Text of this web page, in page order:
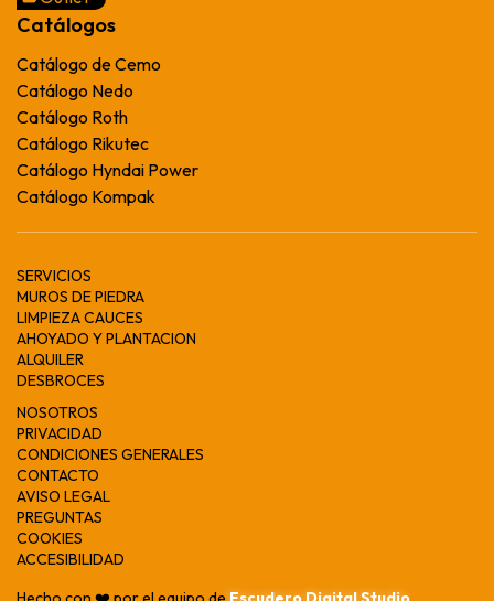
Catálogos
Catálogo de Cemo
Catálogo Nedo
Catálogo Roth
Catálogo Rikutec
Catálogo Hyndai Power
Catálogo Kompak
SERVICIOS
MUROS DE PIEDRA
LIMPIEZA CAUCES
AHOYADO Y PLANTACION
ALQUILER
DESBROCES
NOSOTROS
PRIVACIDAD
CONDICIONES GENERALES
CONTACTO
AVISO LEGAL
PREGUNTAS
COOKIES
ACCESIBILIDAD